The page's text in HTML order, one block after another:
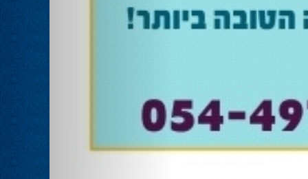
28.02.24
עמיחי בן שלוש מקורבו של השר ניר ברקת ניצח
את הבחירות בעכו ויכהן כראש העיר.